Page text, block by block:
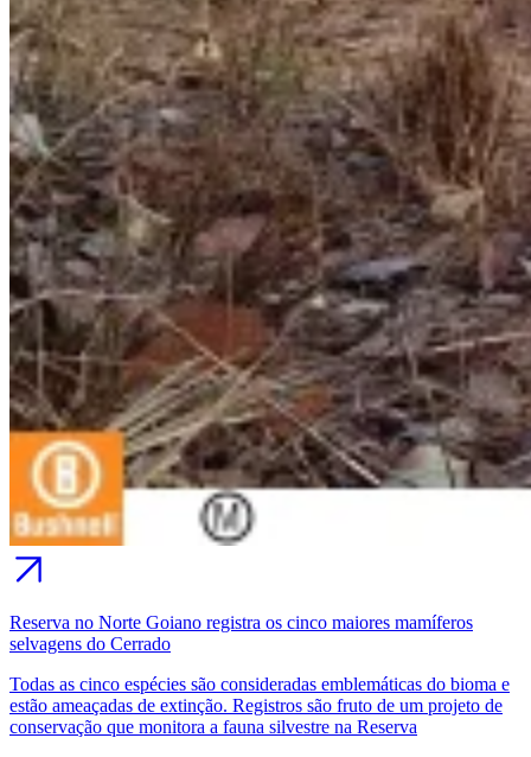
Reserva no Norte Goiano registra os cinco maiores mamíferos
selvagens do Cerrado
Todas as cinco espécies são consideradas emblemáticas do bioma e
estão ameaçadas de extinção. Registros são fruto de um projeto de
conservação que monitora a fauna silvestre na Reserva